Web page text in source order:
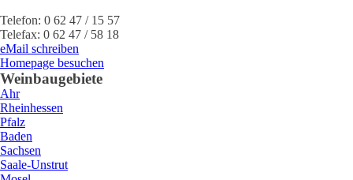
Telefon: 0 62 47 / 15 57
Telefax: 0 62 47 / 58 18
eMail schreiben
Homepage besuchen
Weinbaugebiete
Ahr
Rheinhessen
Pfalz
Baden
Sachsen
Saale-Unstrut